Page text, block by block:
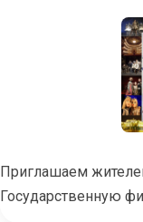
Приглашаем
Государственную